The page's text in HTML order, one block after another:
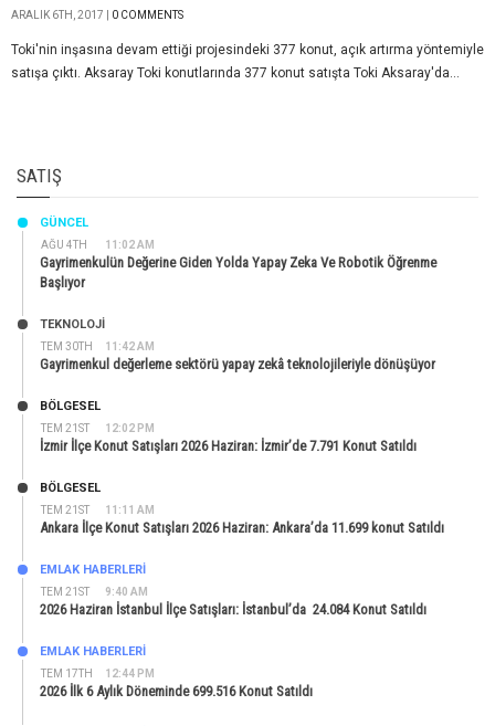
ARALIK 6TH, 2017 | 0 COMMENTS
Toki'nin inşasına devam ettiği projesindeki 377 konut, açık artırma yöntemiyle
satışa çıktı. Aksaray Toki konutlarında 377 konut satışta Toki Aksaray'da...
SATIŞ
AĞU 4TH 11:02 AM
GÜNCEL
Gayrimenkulün Değerine Giden Yolda Yapay Zeka Ve Robotik Öğrenme
Başlıyor
TEM 30TH 11:42 AM
TEKNOLOJİ
Gayrimenkul değerleme sektörü yapay zekâ teknolojileriyle dönüşüyor
TEM 21ST 12:02 PM
BÖLGESEL
İzmir İlçe Konut Satışları 2026 Haziran: İzmir’de 7.791 Konut Satıldı
TEM 21ST 11:11 AM
BÖLGESEL
Ankara İlçe Konut Satışları 2026 Haziran: Ankara’da 11.699 konut Satıldı
TEM 21ST 9:40 AM
EMLAK HABERLERI
2026 Haziran İstanbul İlçe Satışları: İstanbul’da 24.084 Konut Satıldı
TEM 17TH 12:44 PM
EMLAK HABERLERI
2026 İlk 6 Aylık Döneminde 699.516 Konut Satıldı